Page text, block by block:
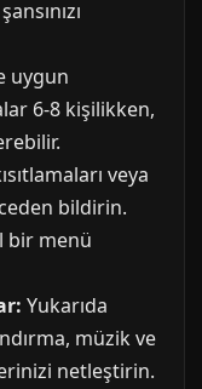
uygun
6-8 kişilikken,
veya
bildirin.
bir menü
Yukarıda
müzik ve
netleştirin.